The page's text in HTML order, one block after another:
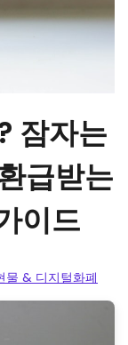
잠자는
급받는
이드
물 & 디지털화폐